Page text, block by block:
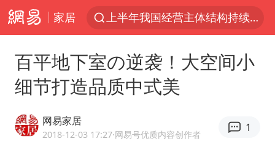
家居
上半年我国经营主体结构持续优化
杭州机场已取消航班388架次
百平地下室の逆袭！大空间小
细节打造品质中式美
网易家居
2018-12-03 17:27·网易号优质内容创作者
1